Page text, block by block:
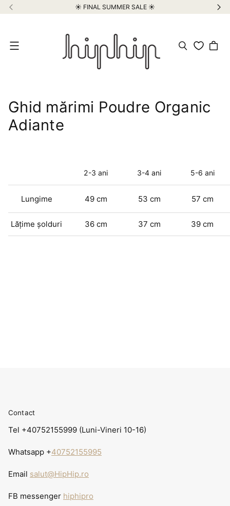
☀️ FINAL SUMMER SALE ☀️
Meniu
Ghid mărimi Poudre Organic
Adiante
2-3 ani 3-4 ani 5-6 ani
Lungime 49 cm 53 cm 57 cm
Lățime șolduri 36 cm 37 cm 39 cm
Contact
Tel +40752155999 (Luni-Vineri 10-16)
Whatsapp +40752155995
Email salut@HipHip.ro
FB messenger hiphipro